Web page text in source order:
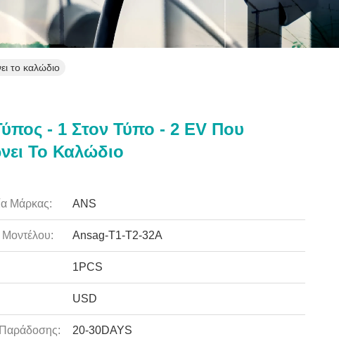
το καλώδιο
- 1 Στον Τύπο - 2 EV Που
Το Καλώδιο
Μάρκας: ANS
Ansag-T1-T2-32A
1PCS
USD
20-30DAYS